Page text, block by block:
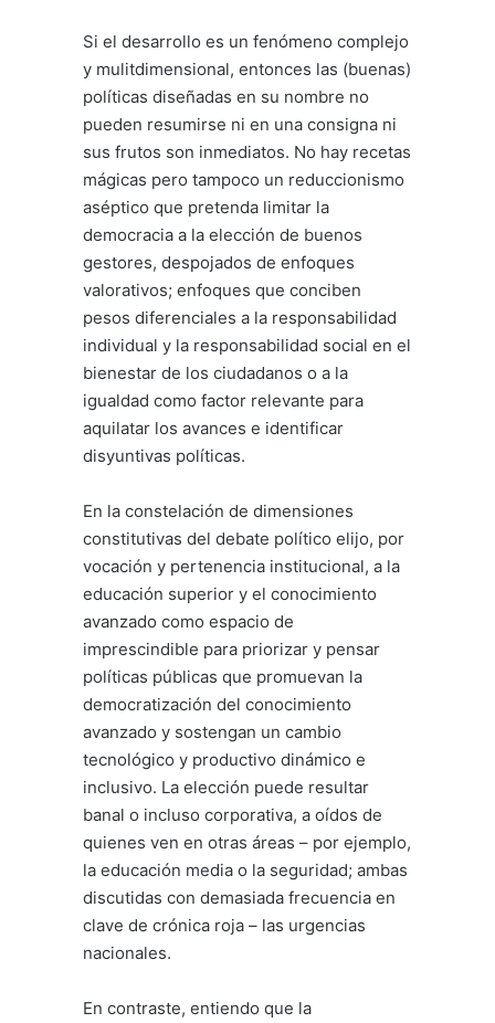
Si el desarrollo es un fenómeno complejo
y mulitdimensional, entonces las (buenas)
políticas diseñadas en su nombre no
pueden resumirse ni en una consigna ni
sus frutos son inmediatos. No hay recetas
mágicas pero tampoco un reduccionismo
aséptico que pretenda limitar la
democracia a la elección de buenos
gestores, despojados de enfoques
valorativos; enfoques que conciben
pesos diferenciales a la responsabilidad
individual y la responsabilidad social en el
bienestar de los ciudadanos o a la
igualdad como factor relevante para
aquilatar los avances e identificar
disyuntivas políticas.
En la constelación de dimensiones
constitutivas del debate político elijo, por
vocación y pertenencia institucional, a la
educación superior y el conocimiento
avanzado como espacio de
imprescindible para priorizar y pensar
políticas públicas que promuevan la
democratización del conocimiento
avanzado y sostengan un cambio
tecnológico y productivo dinámico e
inclusivo. La elección puede resultar
banal o incluso corporativa, a oídos de
quienes ven en otras áreas – por ejemplo,
la educación media o la seguridad; ambas
discutidas con demasiada frecuencia en
clave de crónica roja – las urgencias
nacionales.
En contraste, entiendo que la